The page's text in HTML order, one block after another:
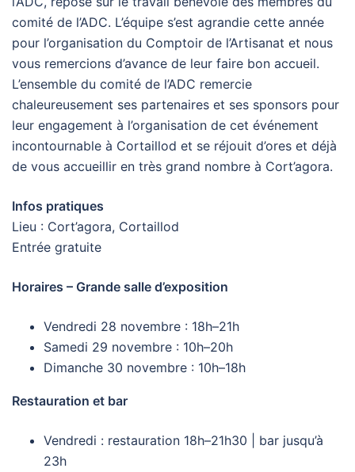
comité de l’ADC. L’équipe s’est agrandie cette année
pour l’organisation du Comptoir de l’Artisanat et nous
vous remercions d’avance de leur faire bon accueil.
L’ensemble du comité de l’ADC remercie
chaleureusement ses partenaires et ses sponsors pour
leur engagement à l’organisation de cet événement
incontournable à Cortaillod et se réjouit d’ores et déjà
de vous accueillir en très grand nombre à Cort’agora.
Infos pratiques
Lieu : Cort’agora, Cortaillod
Entrée gratuite
Horaires – Grande salle d’exposition
Vendredi 28 novembre : 18h–21h
Samedi 29 novembre : 10h–20h
Dimanche 30 novembre : 10h–18h
Restauration et bar
Vendredi : restauration 18h–21h30 | bar jusqu’à
23h